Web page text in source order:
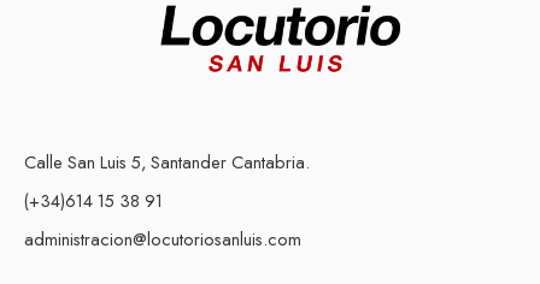
Calle San Luis 5, Santander Cantabria.
(+34)614 15 38 91
administracion@locutoriosanluis.com